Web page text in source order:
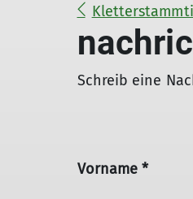
Unser
Wir
Schreib eine
Vorname *